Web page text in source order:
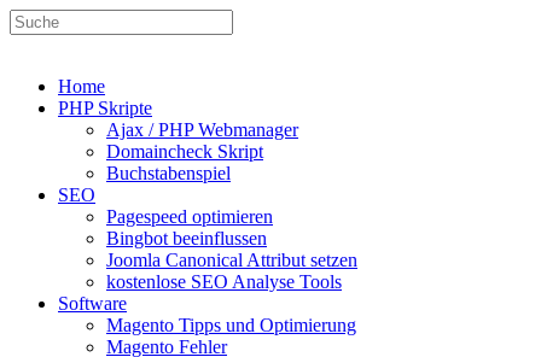
Home
PHP Skripte
Ajax / PHP Webmanager
Domaincheck Skript
Buchstabenspiel
SEO
Pagespeed optimieren
Bingbot beeinflussen
Joomla Canonical Attribut setzen
kostenlose SEO Analyse Tools
Software
Magento Tipps und Optimierung
Magento Fehler